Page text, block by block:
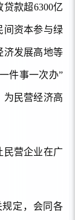
款超6300亿
间资本参与绿
济发展高地等
件事一次办”
民营经济高
民营企业在广
定，会同各